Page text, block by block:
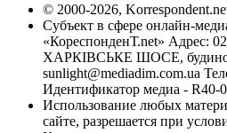
© 2000-2026,
Субъект в сфере онлайн-
«КореспонденТ.net» Адрес:
ХАРКІВСЬКЕ ШОСЕ, будинок
sunlight@mediadim.com.ua
Идентификатор медиа - R40-
Использование любых
сайте, разрешается при